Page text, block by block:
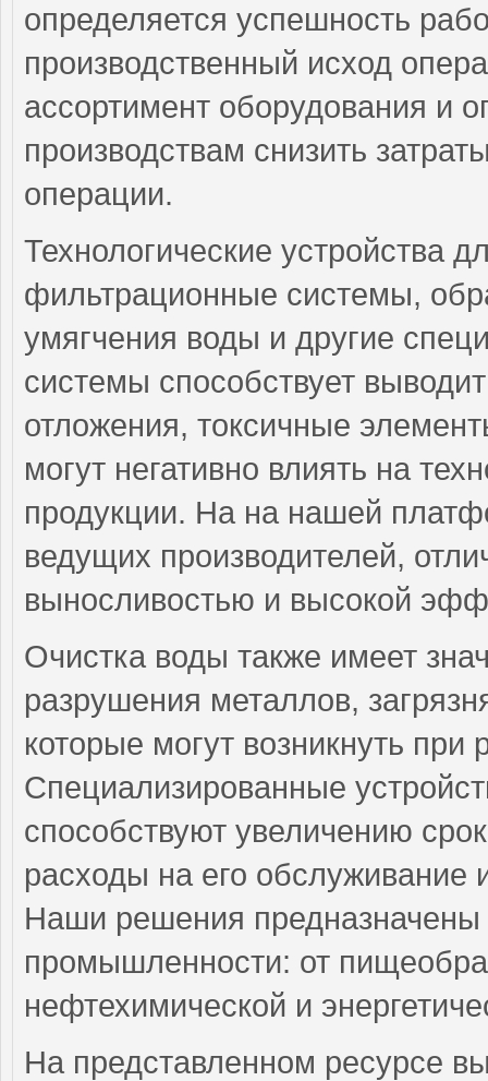
определяется успешность
производственный исход
ассортимент оборудования и
производствам снизить
операции.
Технологические устройства
фильтрационные системы,
умягчения воды и другие
системы способствует
отложения, токсичные
могут негативно влиять на
продукции. На на нашей
ведущих производителей,
выносливостью и высокой
Очистка воды также имеет
разрушения металлов,
которые могут возникнуть при
Специализированные
способствуют увеличению
расходы на его обслуживание
Наши решения предназначены
промышленности: от
нефтехимической и
На представленном ресурсе